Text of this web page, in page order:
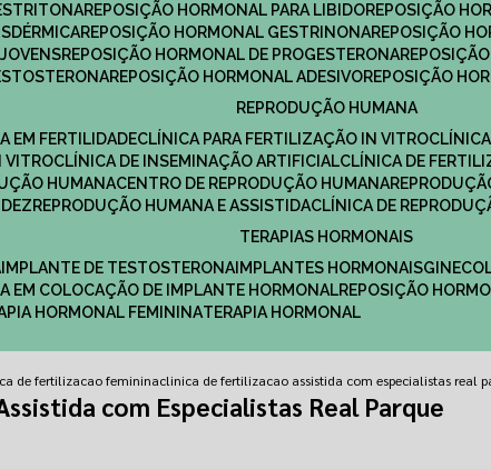
REPOSIÇÃO HORMONAL PARA LIBIDO
REPOSIÇÃO
REPOSIÇÃO HORMONAL GESTRINONA
REPOSIÇÃO
REPOSIÇÃO HORMONAL DE PROGESTERONA
REPOSIÇÃO HORMONAL ADESIVO
REPOSIÇÃO
REPRODUÇÃO HUMANA
EM FERTILIDADE
CLÍNICA PARA FERTILIZAÇÃO IN VITRO
VITRO
CLÍNICA DE INSEMINAÇÃO ARTIFICIAL
CLÍNICA DE
HUMANA
CENTRO DE REPRODUÇÃO HUMANA
REPRODUÇÃO HUMANA E ASSISTIDA
CLÍNICA DE
TERAPIAS HORMONAIS
IMPLANTE DE TESTOSTERONA IMPLANTES HORMONAIS
EM COLOCAÇÃO DE IMPLANTE HORMONAL
REPOSIÇÃO
HORMONAL FEMININA TERAPIA HORMONAL
de fertilizacao femininaclinica de fertilizacao assistida com especialistas real
com Especialistas Real Parque